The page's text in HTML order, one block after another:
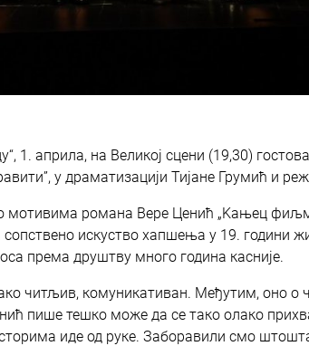
1. априла, на Великој сцени (19,30)
у драматизацији Тијане Грумић и
мотивима романа Вере Ценић „Kањец
искуство хапшења у 19. години
према друштву много година касније.
читљив, комуникативан. Међутим, оно о
пише тешко може да се тако олако
иде од руке. Заборавили смо